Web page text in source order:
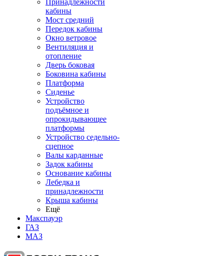
Принадлежности
кабины
Мост средний
Передок кабины
Окно ветровое
Вентиляция и
отопление
Дверь боковая
Боковина кабины
Платформа
Сиденье
Устройство
подъёмное и
опрокидывающее
платформы
Устройство седельно-
сцепное
Валы карданные
Задок кабины
Основание кабины
Лебедка и
принадлежности
Крыша кабины
Ещё
Макспауэр
ГАЗ
МАЗ